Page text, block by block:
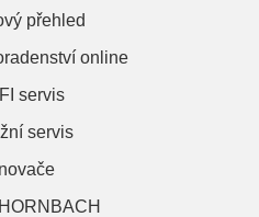
přehled
online
servis
servis